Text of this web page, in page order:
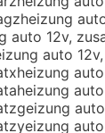
auto 12v,
auto